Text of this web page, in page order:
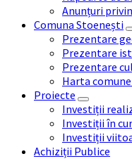
Anunțuri
Comuna Stoenești
Prezentare
Prezentare
Prezentare
Harta
Proiecte
Investiții
Investiții în
Investiții
Achiziții Publice